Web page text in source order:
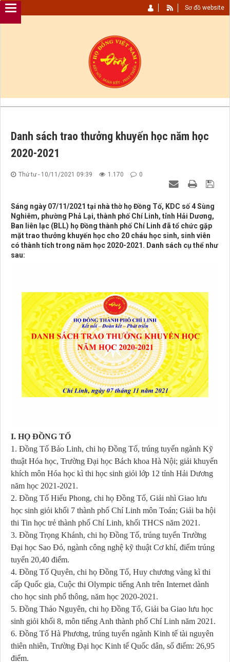
Sơ đồ website
Danh sách trao thưởng khuyến học năm học
2020-2021
Thứ tư - 10/11/2021 09:39 1.170 0
Sáng ngày 07/11/2021 tại nhà thờ họ Đồng Tố, KDC số 4 Sùng
Nghiêm, phường Phả Lại, thành phố Chí Linh, tỉnh Hải Dương,
Ban liên lạc (BLL) họ Đồng thành phố Chí Linh đã tổ chức gặp
mặt trao thưởng khuyến học cho 20 cháu học sinh, sinh viên
có thành tích trong năm học 2020-2021. Danh sách cụ thể như
sau:
I. HỌ ĐỒNG TỐ
1. Đồng Tố Bảo Linh, chi họ Đồng Tố, trúng tuyển ngành Kỹ
thuật Hóa học, Trường Đại học Bách khoa Hà Nội; giải khuyến
khích môn Hóa học kì thi học sinh giỏi lớp 12 tỉnh Hải Dương
năm học 2021-2021.
2. Đồng Tố Hiểu Phong, chi họ Đồng Tố, Giải nhì Giao lưu
học sinh giỏi khối 7 thành phố Chí Linh môn Toán; Giải ba hội
thi Tin học trẻ thành phố Chí Linh, khối THCS năm 2021.
3. Đồng Trọng Khánh, chi họ Đồng Tố, trúng tuyển Trường
Đại học Sao Đỏ, ngành công nghệ kỹ thuật Cơ khí, điểm trúng
tuyển 20,40 điểm.
4. Đồng Tố Quyên, chi họ Đồng Tố, Huy chương vàng kì thi
cấp Quốc gia, Cuộc thi Olympic tiếng Anh trên Internet dành
cho học sinh phổ thông, năm học 2020-2021.
5. Đồng Thảo Nguyên, chi họ Đồng Tố, Giải ba Giao lưu học
sinh giỏi khối 8, môn tiếng Anh thành phố Chí Linh năm 2021.
6. Đồng Tố Hà Phương, trúng tuyển ngành Kinh tế tài nguyên
thiên nhiên, Trường Đại học Kinh tế Quốc dân, số điểm: 26,95
điểm.